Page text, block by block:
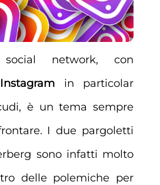
network, con
Instagram in particolar
è un tema sempre
I due pargoletti
sono infatti molto
delle polemiche per